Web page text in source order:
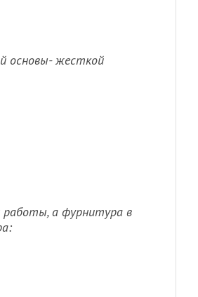
основы- жесткой
работы, а фурнитура в